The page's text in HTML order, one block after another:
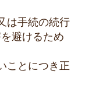
は手続の続行
避けるため
ことにつき正